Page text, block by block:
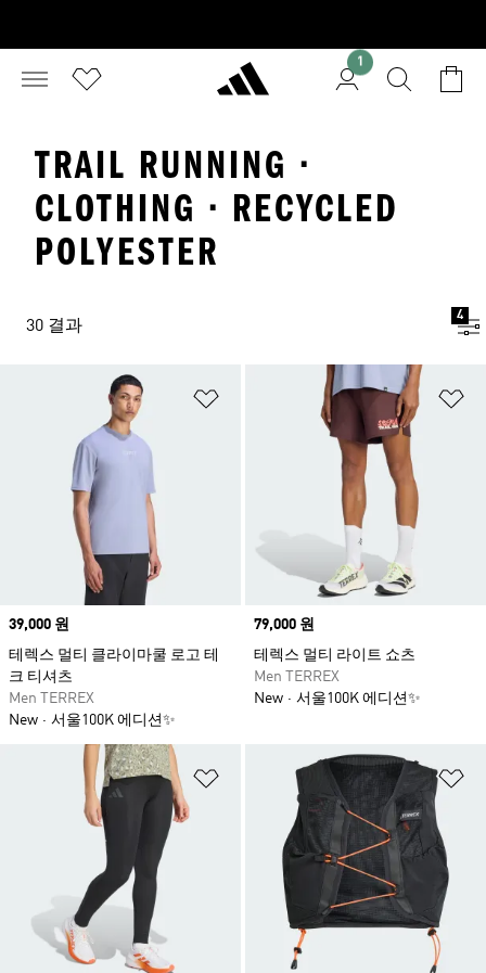
1
TRAIL RUNNING ·
CLOTHING · RECYCLED
POLYESTER
30 결과
4
위시리스트 담기
Price
39,000 원
테렉스 멀티 클라이마쿨 로고 테
크 티셔츠
Men TERREX
New
서울100K 에디션✨
Price
79,000 원
테렉스 멀티 라이트 쇼츠
Men TERREX
New
서울100K 에디션✨
위시리스트 담기